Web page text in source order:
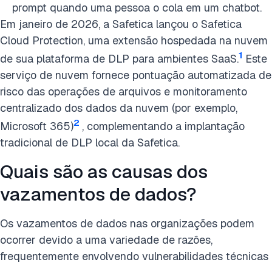
prompt quando uma pessoa o cola em um chatbot.
Em janeiro de 2026, a Safetica lançou o Safetica
Cloud Protection, uma extensão hospedada na nuvem
de sua plataforma de DLP para ambientes SaaS.1 Este
serviço de nuvem fornece pontuação automatizada de
risco das operações de arquivos e monitoramento
centralizado dos dados da nuvem (por exemplo,
Microsoft 365)2 , complementando a implantação
tradicional de DLP local da Safetica.
Quais são as causas dos
vazamentos de dados?
Os vazamentos de dados nas organizações podem
ocorrer devido a uma variedade de razões,
frequentemente envolvendo vulnerabilidades técnicas